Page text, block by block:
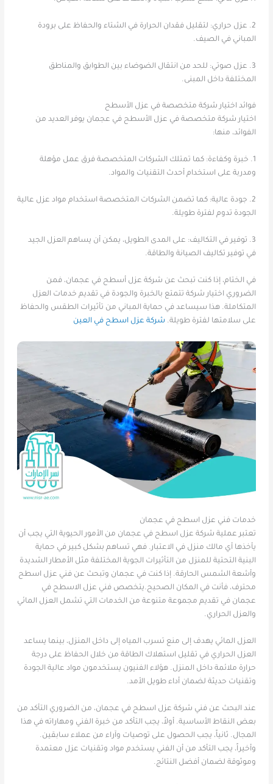
2. عزل حراري: لتقليل فقدان الحرارة في الشتاء والحفاظ على برودة
المباني في الصيف.
3. عزل صوتي: للحد من انتقال الضوضاء بين الطوابق والمناطق
المختلفة داخل المبنى.
فوائد اختيار شركة متخصصة في عزل الأسطح
اختيار شركة متخصصة في عزل الأسطح في عجمان يوفر العديد من
الفوائد، منها:
1. خبرة وكفاءة: كما تمتلك الشركات المتخصصة فرق عمل مؤهلة
ومدربة على استخدام أحدث التقنيات والمواد.
2. جودة عالية: كما تضمن الشركات المتخصصة استخدام مواد عزل عالية
الجودة تدوم لفترة طويلة.
3. توفير في التكاليف: على المدى الطويل، يمكن أن يساهم العزل الجيد
في توفير تكاليف الصيانة والطاقة.
في الختام، إذا كنت تبحث عن شركة عزل أسطح في عجمان، فمن
الضروري اختيار شركة تتمتع بالخبرة والجودة في تقديم خدمات العزل
المتكاملة. هذا سيساعد في حماية المباني من تأثيرات الطقس والحفاظ
على سلامتها لفترة طويلة. شركة عزل اسطح في العين
خدمات فني عزل اسطح في عجمان
تعتبر عملية شركة عزل اسطح في عجمان من الأمور الحيوية التي يجب أن
يأخذها أي مالك منزل في الاعتبار. فهي تساهم بشكل كبير في حماية
البنية التحتية للمنزل من التأثيرات الجوية المختلفة مثل الأمطار الشديدة
وأشعة الشمس الحارقة. إذا كنت في عجمان وتبحث عن فني عزل اسطح
محترف، فأنت في المكان الصحيح.يتخصص فني عزل الاسطح في
عجمان في تقديم مجموعة متنوعة من الخدمات التي تشمل العزل المائي
والعزل الحراري.
العزل المائي يهدف إلى منع تسرب المياه إلى داخل المنزل، بينما يساعد
العزل الحراري في تقليل استهلاك الطاقة من خلال الحفاظ على درجة
حرارة ملائمة داخل المنزل. هؤلاء الفنيون يستخدمون مواد عالية الجودة
وتقنيات حديثة لضمان أداء طويل الأمد.
عند البحث عن فني شركة عزل اسطح في عجمان، من الضروري التأكد من
بعض النقاط الأساسية. أولاً، يجب التأكد من خبرة الفني ومهاراته في هذا
المجال. ثانياً، يجب الحصول على توصيات وآراء من عملاء سابقين.
وأخيراً، يجب التأكد من أن الفني يستخدم مواد وتقنيات عزل معتمدة
وموثوقة لضمان أفضل النتائج.